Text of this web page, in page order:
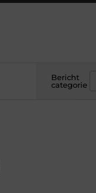
Bericht
categorie